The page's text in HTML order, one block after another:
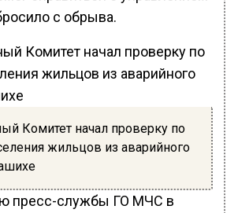
с обрыва.
Комитет начал проверку по
жильцов из аварийного
пресс-службы ГО МЧС в